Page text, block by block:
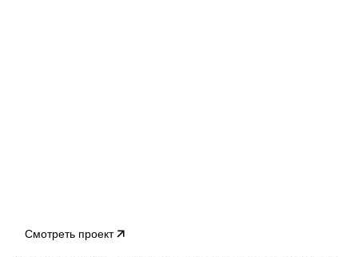
Смотреть проект